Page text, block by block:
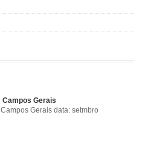
Campos Gerais
Gerais data: setmbro